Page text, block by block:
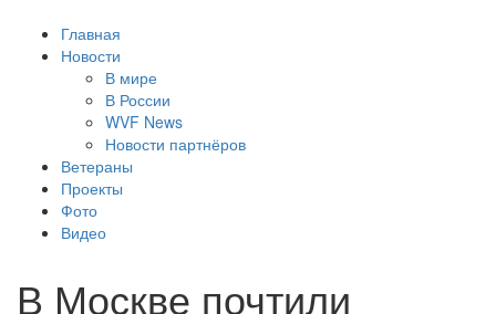
Главная
Новости
В мире
В России
WVF News
Новости партнёров
Ветераны
Проекты
Фото
Видео
В Москве почтили